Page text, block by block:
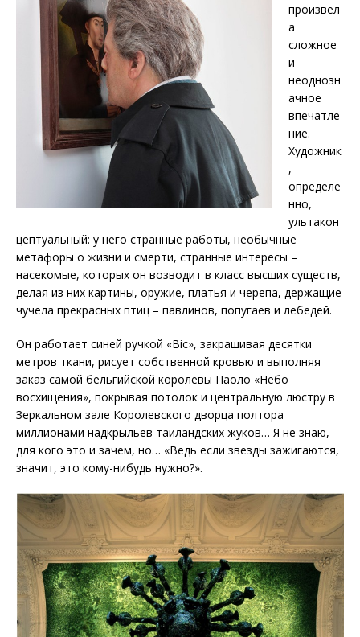
произвел
а
сложное
и
неоднозн
ачное
впечатле
ние.
Художник
,
определе
нно,
ультакон
цептуальный: у него странные работы, необычные
метафоры о жизни и смерти, странные интересы –
насекомые, которых он возводит в класс высших существ,
делая из них картины, оружие, платья и черепа, держащие
чучела прекрасных птиц – павлинов, попугаев и лебедей.
Он работает синей ручкой «Bic», закрашивая десятки
метров ткани, рисует собственной кровью и выполняя
заказ самой бельгийской королевы Паоло «Небо
восхищения», покрывая потолок и центральную люстру в
Зеркальном зале Королевского дворца полтора
миллионами надкрыльев таиландских жуков… Я не знаю,
для кого это и зачем, но… «Ведь если звезды зажигаются,
значит, это кому-нибудь нужно?».